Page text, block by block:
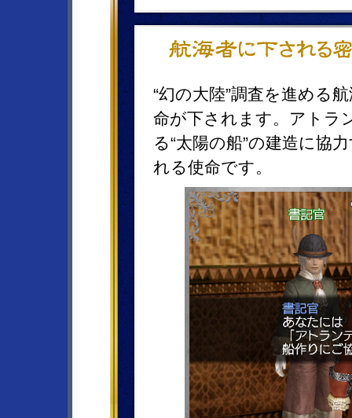
“幻の大陸”調査を進める
命が下されます。アトラ
る“太陽の船”の建造に協
れる使命です。